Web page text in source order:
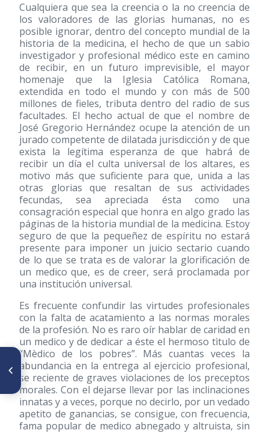
Cualquiera que sea la creencia o la no creencia de
los valoradores de las glorias humanas, no es
posible ignorar, dentro del concepto mundial de la
historia de la medicina, el hecho de que un sabio
investigador y profesional médico este en camino
de recibir, en un futuro imprevisible, el mayor
homenaje que la Iglesia Católica Romana,
extendida en todo el mundo y con más de 500
millones de fieles, tributa dentro del radio de sus
facultades. El hecho actual de que el nombre de
José Gregorio Hernández ocupe la atención de un
jurado competente de dilatada jurisdicción y de que
exista la legítima esperanza de que habrá de
recibir un día el culta universal de los altares, es
motivo más que suficiente para que, unida a las
otras glorias que resaltan de sus actividades
fecundas, sea apreciada ésta como una
consagración especial que honra en algo grado las
páginas de la historia mundial de la medicina. Estoy
seguro de que la pequeñez de espíritu no estará
presente para imponer un juicio sectario cuando
de lo que se trata es de valorar la glorificación de
un medico que, es de creer, será proclamada por
una institución universal.
Es frecuente confundir las virtudes profesionales
con la falta de acatamiento a las normas morales
de la profesión. No es raro oír hablar de caridad en
un medico y de dedicar a éste el hermoso tìtulo de
“Mèdico de los pobres”. Más cuantas veces la
abundancia en la entrega al ejercicio profesional,
se reciente de graves violaciones de los preceptos
morales. Con el dejarse llevar por las inclinaciones
innatas y a veces, porque no decirlo, por un vedado
apetito de ganancias, se consigue, con frecuencia,
fama popular de medico abnegado y altruista, sin
ARTÍCULO ANTERIOR
Mujeres que ocuparon la
Presidencia de la Sociedad de
Obstetricia y Ginecología de
Venezuela